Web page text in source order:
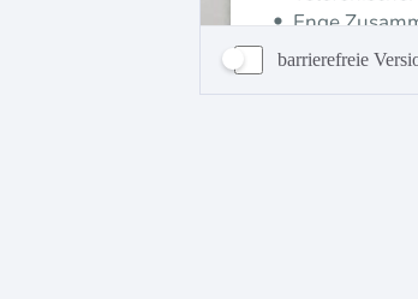
barrierefreie